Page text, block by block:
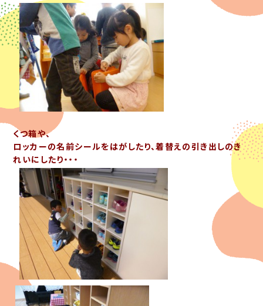
くつ箱や、
ロッカーの名前シールをはがしたり、着替えの引き出しのき
れいにしたり・・・